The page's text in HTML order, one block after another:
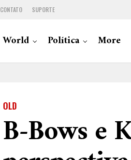
CONTATO SUPORTE
World Política More
OLD
B-Bows e